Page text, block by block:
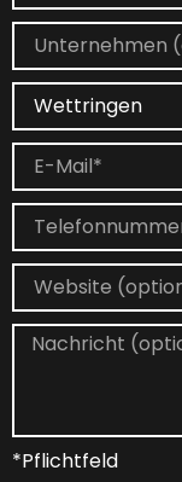
*Pflichtfeld